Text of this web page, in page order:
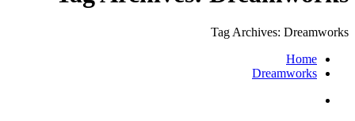
Tag Archives: Dreamworks
Home
Dreamworks